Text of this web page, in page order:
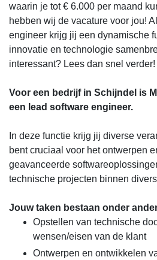
waarin je tot € 6.000 per maand
hebben wij de vacature voor jou!
engineer krijg jij een dynamische
innovatie en technologie
interessant? Lees dan snel verder!
Voor een bedrijf in Schijndel is
een lead software engineer.
In deze functie krijg jij diverse
bent cruciaal voor het ontwerpen
geavanceerde
technische projecten binnen
Jouw taken bestaan onder
Opstellen van technische
wensen/eisen van de klant
Ontwerpen en ontwikkelen